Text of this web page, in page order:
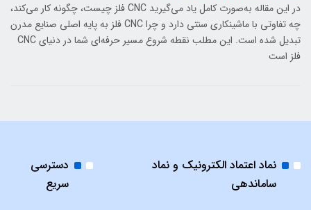
در این مقاله به‌صورت کامل یاد می‌گیرید CNC فلز چیست، چگونه کار می‌کند،
چه تفاوتی با ماشینکاری سنتی دارد و چرا CNC فلز به پایه اصلی صنایع مدرن
تبدیل شده است. این مطلب نقطه شروع مسیر حرفه‌ای شما در دنیای CNC
فلز است
نماد اعتماد الکترونیک و نماد
ساماندهی
دسترسی
سریع